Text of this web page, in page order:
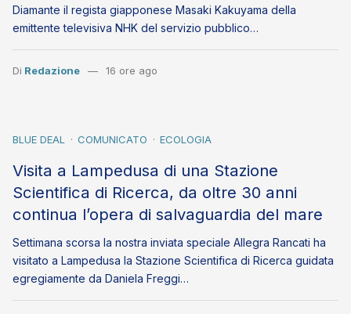
Diamante il regista giapponese Masaki Kakuyama della
emittente televisiva NHK del servizio pubblico…
Di Redazione 16 ore ago
BLUE DEAL COMUNICATO ECOLOGIA
Visita a Lampedusa di una Stazione
Scientifica di Ricerca, da oltre 30 anni
continua l’opera di salvaguardia del mare
Settimana scorsa la nostra inviata speciale Allegra Rancati ha
visitato a Lampedusa la Stazione Scientifica di Ricerca guidata
egregiamente da Daniela Freggi…